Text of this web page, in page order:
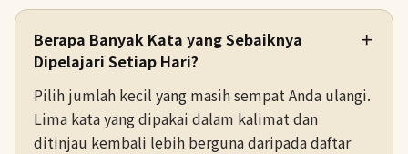
Berapa Banyak Kata yang Sebaiknya
Dipelajari Setiap Hari?
＋
Pilih jumlah kecil yang masih sempat Anda ulangi.
Lima kata yang dipakai dalam kalimat dan
ditinjau kembali lebih berguna daripada daftar